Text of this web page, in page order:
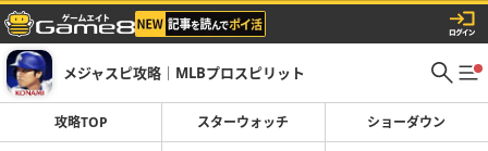
メジャスピ攻略｜MLBプロスピリット
攻略TOP スターウォッチ ショーダウン